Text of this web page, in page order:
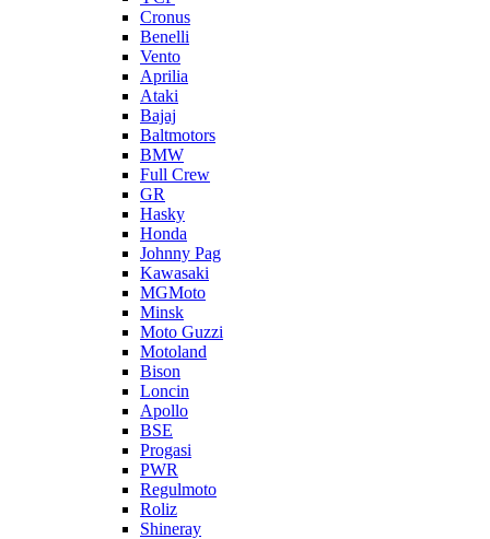
Cronus
Benelli
Vento
Aprilia
Ataki
Bajaj
Baltmotors
BMW
Full Crew
GR
Hasky
Honda
Johnny Pag
Kawasaki
MGMoto
Minsk
Moto Guzzi
Motoland
Bison
Loncin
Apollo
BSE
Progasi
PWR
Regulmoto
Roliz
Shineray